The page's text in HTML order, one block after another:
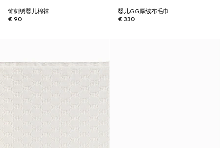
饰刺绣婴儿棉袜
€ 90
婴儿GG厚绒布毛巾
€ 330